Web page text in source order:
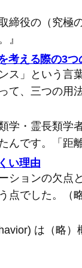
締役の（究
』
考える際の3つ
ス」という
て、三つの用
学・霊長類
んです。「距
い理由
ションの欠
点でした。（
は（略